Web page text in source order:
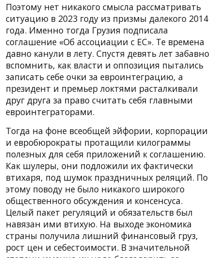
Поэтому нет никакого смысла рассматривать
ситуацию в 2023 году из призмы далекого 2014
года. Именно тогда Грузия подписала
соглашение «Об ассоциации с ЕС». Те времена
давно канули в лету. Спустя девять лет забавно
вспомнить, как власти и оппозиция пытались
записать себе очки за евроинтеграцию, а
президент и премьер локтями расталкивали
друг друга за право считать себя главными
евроинтеграторами.
Тогда на фоне всеобщей эйфории, корпорации
и евробюрократы протащили килограммы
полезных для себя приложений к соглашению.
Как шулеры, они подложили их фактически
втихаря, под шумок праздничных реляций. По
этому поводу не было никакого широкого
общественного обсуждения и консенсуса.
Целый пакет регуляций и обязательств был
навязан ими втихую. На выходе экономика
страны получила лишний финансовый груз,
рост цен и себестоимости. В значительной